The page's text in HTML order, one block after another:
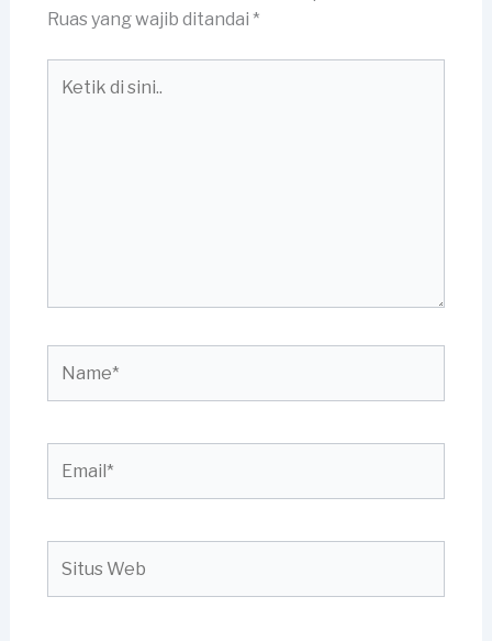
Ruas yang wajib ditandai *
Web